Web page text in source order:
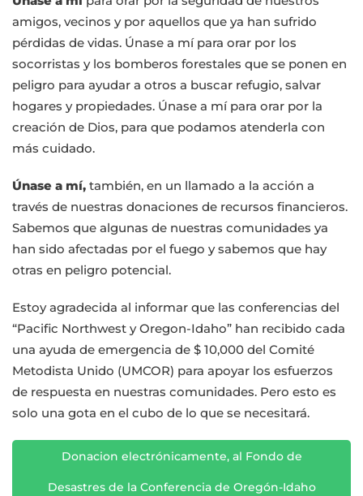
amigos, vecinos y por aquellos que ya han sufrido
pérdidas de vidas. Únase a mí para orar por los
socorristas y los bomberos forestales que se ponen en
peligro para ayudar a otros a buscar refugio, salvar
hogares y propiedades. Únase a mí para orar por la
creación de Dios, para que podamos atenderla con
más cuidado.
Únase a mí, también, en un llamado a la acción a
través de nuestras donaciones de recursos financieros.
Sabemos que algunas de nuestras comunidades ya
han sido afectadas por el fuego y sabemos que hay
otras en peligro potencial.
Estoy agradecida al informar que las conferencias del
“Pacific Northwest y Oregon-Idaho” han recibido cada
una ayuda de emergencia de $ 10,000 del Comité
Metodista Unido (UMCOR) para apoyar los esfuerzos
de respuesta en nuestras comunidades. Pero esto es
solo una gota en el cubo de lo que se necesitará.
Donacion electrónicamente, al Fondo de
Desastres de la Conferencia de Oregón-Idaho